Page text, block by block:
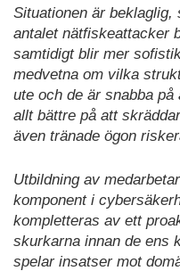
Situationen är
antalet nätfiskeattacker
samtidigt blir mer
medvetna om vilka
ute och de är snabba
allt bättre på att
även tränade ögon
Utbildning av
komponent i
kompletteras av ett
skurkarna innan de ens
spelar insatser mot